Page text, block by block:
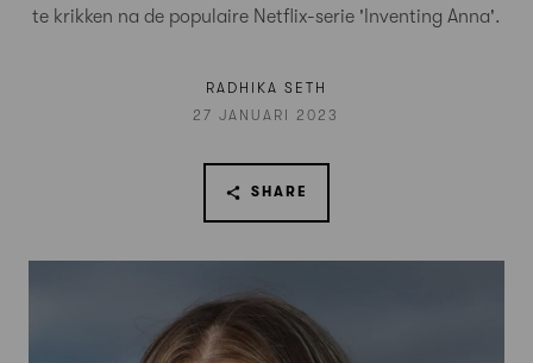
te krikken na de populaire Netflix-serie 'Inventing Anna'.
RADHIKA SETH
27 JANUARI 2023
SHARE